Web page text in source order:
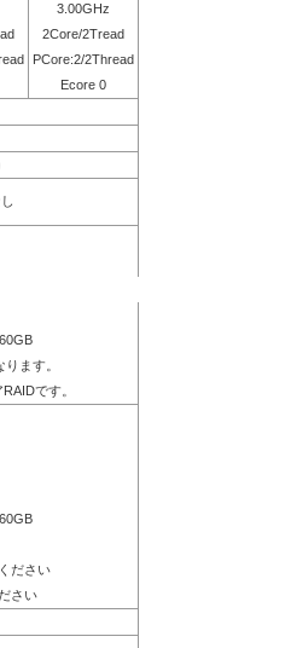
3.00GHz
2Core/2Tread
PCore:2/2Thread
Ecore 0
ます。
です。
ださい
さい